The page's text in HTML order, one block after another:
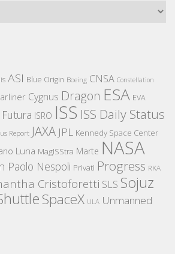
ASI Blue Origin Boeing CNSA Constellation
Cygnus Dragon ESA EVA
Futura ISRO ISS ISS Daily Status
Report JAXA JPL Kennedy Space Center
Luna MagISStra Marte NASA
Paolo Nespoli Privati Progress RKA
Cristoforetti SLS Sojuz
SpaceX ULA Unmanned